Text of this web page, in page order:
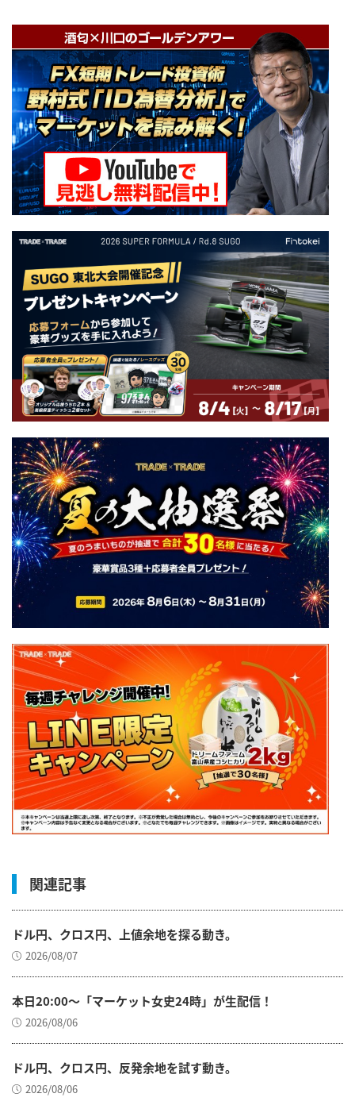
関連記事
ドル円、クロス円、上値余地を探る動き。
2026/08/07
本日20:00～「マーケット女史24時」が生配信！
2026/08/06
ドル円、クロス円、反発余地を試す動き。
2026/08/06